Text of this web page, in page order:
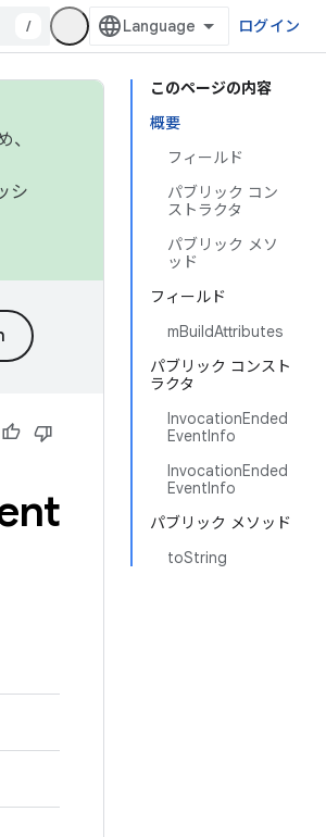
/ ログイン
このページの内容
概要
フィールド
パブリック コン
ストラクタ
パブリック メソ
ッド
フィールド
mBuildAttributes
パブリック コンスト
ラクタ
InvocationEnded
EventInfo
InvocationEnded
EventInfo
パブリック メソッド
toString
シ